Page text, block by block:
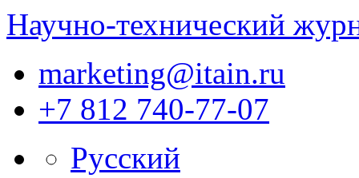
Научно-технический
marketing@itain.ru
+7 812 740-77-07
Русский